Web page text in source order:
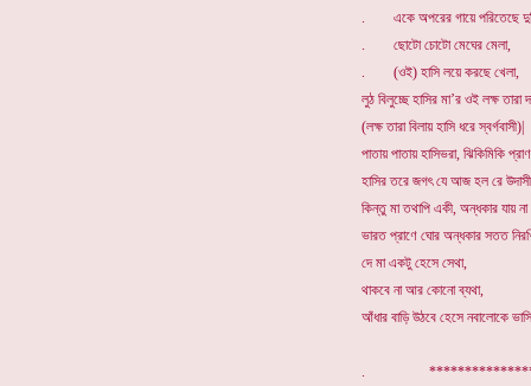
. একে অপরের গায়ে পরিতেছে
. ছোটো চোটো মেঘের মেলা,
. (ওই) হাসি লয়ে করছে খেলা,
লুঠ বিলুচ্ছে হাসির মা’র ওই লক্ষ তারা
(লক্ষ তারা বিলায় হাসি ধরে স্বর্গবাসী)|
পাতায় পাতায় হাসিভরা, ঝিকিমিকি
হাসির তরে জগৎ যে আজ হল রে
কিন্তু মা তথাপি একী, অন্ধকার যায় না
ভারত প্রাণে ঘোর অন্ধকার সতত
দে মা একটু হেসে সেথা,
থাকবে না আর কোনো ব্যথা,
আঁধার বাড়ি উঠবে হেসে নবালোকে
.